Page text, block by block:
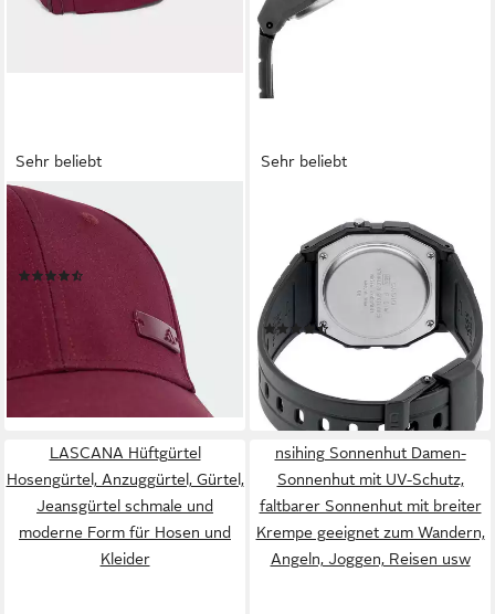
Sehr beliebt
ADIDAS PERFORMANCE
Baseball Cap BB CAP LT MET
für Erwachsene geeignet
(141)
15,99 € UVP
-11%
lieferbar - in 1-2 Werktagen bei dir
+2
Sehr beliebt
Chronograph F-91W-1YEG,
Quarzuhr,
Digitaluhr,Resinarmband
(783)
19,90 €
lieferbar - in 1-2 Werktagen bei dir
LASCANA Hüftgürtel
Hosengürtel, Anzuggürtel, Gürtel,
Jeansgürtel schmale und
moderne Form für Hosen und
Kleider
nsihing Sonnenhut Damen-
Sonnenhut mit UV-Schutz,
faltbarer Sonnenhut mit breiter
Krempe geeignet zum Wandern,
Angeln, Joggen, Reisen usw